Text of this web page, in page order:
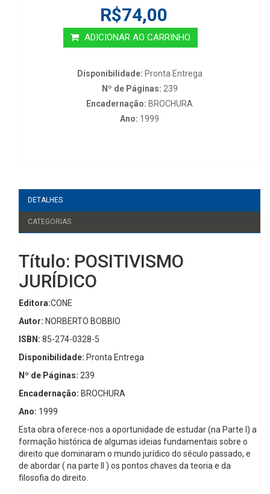
R$74,00
ADICIONAR AO CARRINHO
Disponibilidade: Pronta Entrega
Nº de Páginas: 239
Encadernação: BROCHURA
Ano: 1999
DETALHES
CATEGORIAS
Título: POSITIVISMO
JURÍDICO
Editora:CONE
Autor: NORBERTO BOBBIO
ISBN: 85-274-0328-5
Disponibilidade: Pronta Entrega
Nº de Páginas: 239
Encadernação: BROCHURA
Ano: 1999
Esta obra oferece-nos a oportunidade de estudar (na Parte I) a
formação histórica de algumas ideias fundamentais sobre o
direito que dominaram o mundo jurídico do século passado, e
de abordar ( na parte II ) os pontos chaves da teoria e da
filosofia do direito.